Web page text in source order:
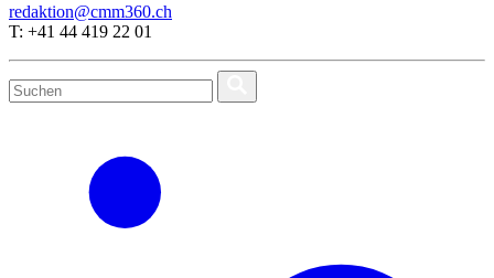
redaktion@cmm360.ch
T: +41 44 419 22 01